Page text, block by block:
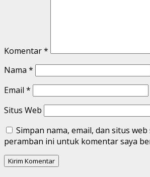
Komentar*
Nama *
Email *
Situs Web
Simpan nama, email, dan situs web
peramban ini untuk komentar saya